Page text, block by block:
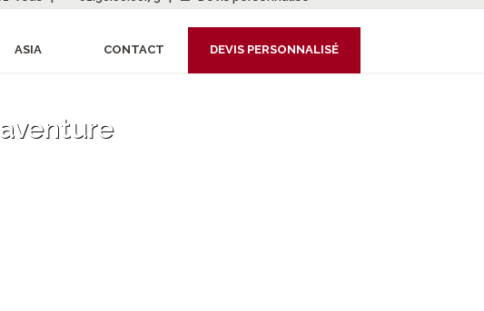
ASIA CONTACT DEVIS PERSONNALISÉ